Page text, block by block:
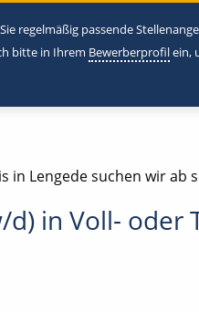
regelmäßig passende
bitte in Ihrem Bewerberprofilein,
in Lengede suchen wir ab
in Voll- oder